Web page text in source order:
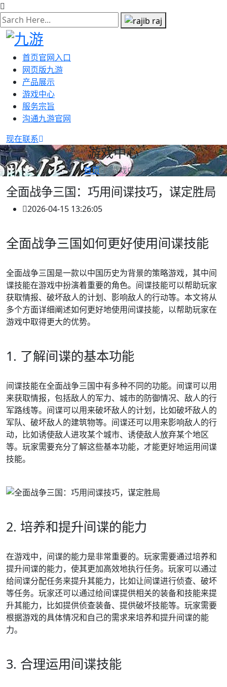
首页官网入口
网页版九游
产品展示
游戏中心
服务宗旨
沟通九游官网
现在联系
游戏中心
首页 游戏中心
全面战争三国：巧用间谍技巧，谋定胜局
2026-04-15 13:26:05
全面战争三国如何更好使用间谍技能
全面战争三国是一款以中国历史为背景的策略游戏，其中间
谍技能在游戏中扮演着重要的角色。间谍技能可以帮助玩家
获取情报、破坏敌人的计划、影响敌人的行动等。本文将从
多个方面详细阐述如何更好地使用间谍技能，以帮助玩家在
游戏中取得更大的优势。
1. 了解间谍的基本功能
间谍技能在全面战争三国中有多种不同的功能。间谍可以用
来获取情报，包括敌人的军力、城市的防御情况、敌人的行
军路线等。间谍可以用来破坏敌人的计划，比如破坏敌人的
军队、破坏敌人的建筑物等。间谍还可以用来影响敌人的行
动，比如诱使敌人进攻某个城市、诱使敌人放弃某个地区
等。玩家需要充分了解这些基本功能，才能更好地运用间谍
技能。
2. 培养和提升间谍的能力
在游戏中，间谍的能力是非常重要的。玩家需要通过培养和
提升间谍的能力，使其更加高效地执行任务。玩家可以通过
给间谍分配任务来提升其能力，比如让间谍进行侦查、破坏
等任务。玩家还可以通过给间谍提供相关的装备和技能来提
升其能力，比如提供侦查装备、提供破坏技能等。玩家需要
根据游戏的具体情况和自己的需求来培养和提升间谍的能
力。
3. 合理运用间谍技能